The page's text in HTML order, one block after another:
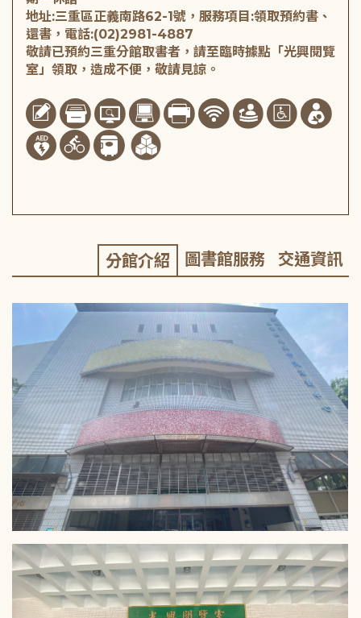
地址:三重區正義南路62-1號，服務項目:領取預約書、
還書，電話:(02)2981-4887
敬請已預約三重分館取書者，請至臨時據點「光興閱覽
室」領取，造成不便，敬請見諒。
分館介紹 圖書館服務 交通資訊